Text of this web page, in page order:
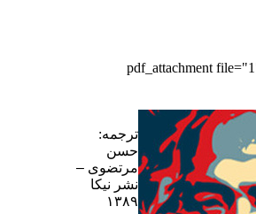
[pdf_attachment
ترجمه:
حسن
مرتضوى –
نشر نيکا
۱۳۸۹